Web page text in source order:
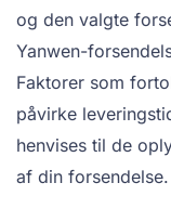
og den valgte
Yanwen-
Faktorer som
påvirke
henvises til de
af din forsendelse.